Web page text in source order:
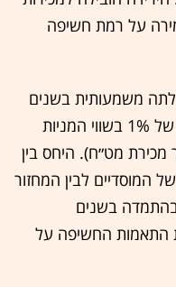
על רמת חשיפה
משמעותית בשנים
האחרונות. כתוצאה מכך, כל עלייה של 1% בשווי המניות
מכירת מט״ח). היחס בין
של המוסדיים לבין המחזור
בשנים
התאמות החשיפה על